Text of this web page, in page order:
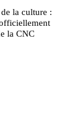
la culture :
la CNC